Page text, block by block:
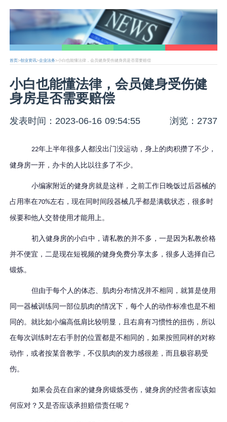
首页>创业资讯>企业法务>小白也能懂法律，会员健身受伤健身房是否需要赔偿
小白也能懂法律，会员健身受伤健
身房是否需要赔偿
发表时间：2023-06-16 09:54:55 浏览：2737
22年上半年很多人都没出门没运动，身上的肉积攒了不少，
健身房一开，办卡的人比以往多了不少。
小编家附近的健身房就是这样，之前工作日晚饭过后器械的
占用率在70%左右，现在同时间段器械几乎都是满载状态，很多时
候要和他人交替使用才能用上。
初入健身房的小白中，请私教的并不多，一是因为私教价格
并不便宜，二是现在短视频的健身免费分享太多，很多人选择自己
锻炼。
但由于每个人的体态、肌肉分布情况并不相同，就算是使用
同一器械训练同一部位肌肉的情况下，每个人的动作标准也是不相
同的。就比如小编高低肩比较明显，且右肩有习惯性的扭伤，所以
在每次训练时左右手肘的位置都是不相同的，如果按照同样的对称
动作，或者按某音教学，不仅肌肉的发力感很差，而且极容易受
伤。
如果会员在自家的健身房锻炼受伤，健身房的经营者应该如
何应对？又是否应该承担赔偿责任呢？